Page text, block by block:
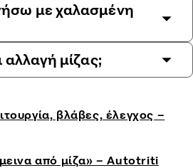
με χαλασμένη
αλλαγή μίζας;
βλάβες, έλεγχος –
από μίζα» – Autotriti